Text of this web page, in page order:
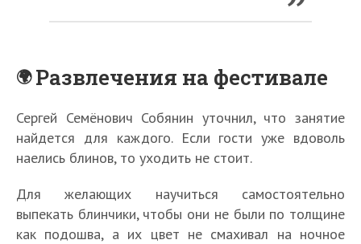
Развлечения на фестивале
Сергей Семёнович Собянин уточнил, что занятие
найдется для каждого. Если гости уже вдоволь
наелись блинов, то уходить не стоит.
Для желающих научиться самостоятельно
выпекать блинчики, чтобы они не были по толщине
как подошва, а их цвет не смахивал на ночное